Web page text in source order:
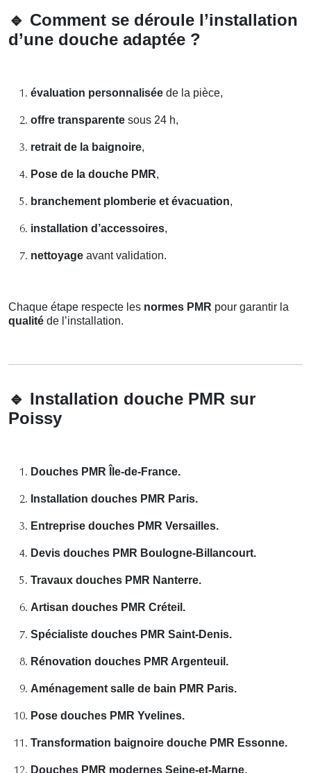
🔹 Comment se déroule l’installation
d’une douche adaptée ?
évaluation personnalisée de la pièce,
offre transparente sous 24 h,
retrait de la baignoire,
Pose de la douche PMR,
branchement plomberie et évacuation,
installation d’accessoires,
nettoyage avant validation.
Chaque étape respecte les normes PMR pour garantir la
qualité de l’installation.
🔹 Installation douche PMR sur
Poissy
Douches PMR Île-de-France.
Installation douches PMR Paris.
Entreprise douches PMR Versailles.
Devis douches PMR Boulogne-Billancourt.
Travaux douches PMR Nanterre.
Artisan douches PMR Créteil.
Spécialiste douches PMR Saint-Denis.
Rénovation douches PMR Argenteuil.
Aménagement salle de bain PMR Paris.
Pose douches PMR Yvelines.
Transformation baignoire douche PMR Essonne.
Douches PMR modernes Seine-et-Marne.